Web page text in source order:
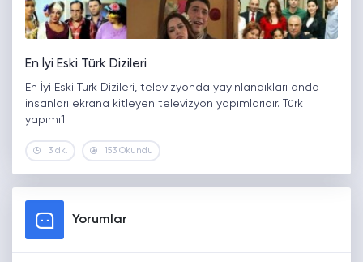
En İyi Eski Türk Dizileri
En İyi Eski Türk Dizileri, televizyonda yayınlandıkları anda
insanları ekrana kitleyen televizyon yapımlarıdır. Türk
yapımı1
3 dk. 153 Okundu
Yorumlar